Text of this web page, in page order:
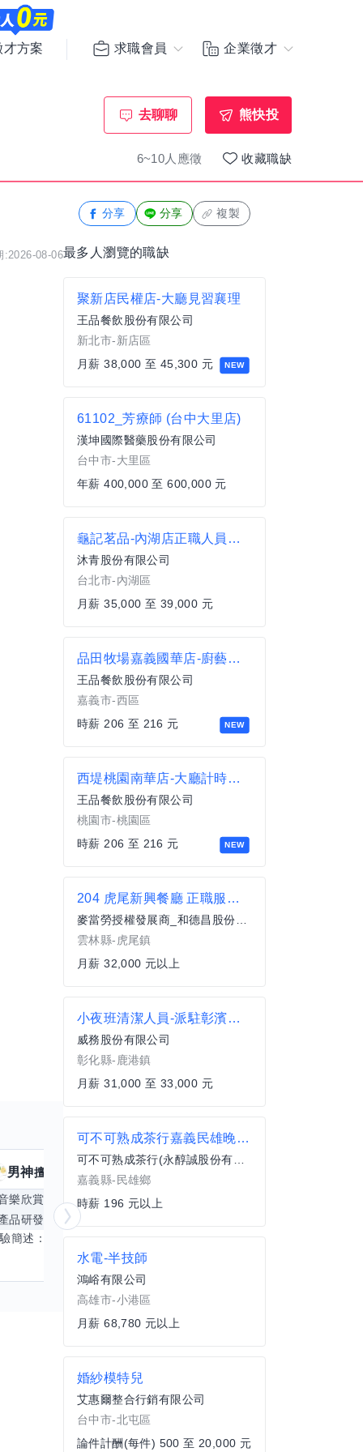
才方案 求職會員 企業徵才
去聊聊 熊快投
6~10人應徵 收藏職缺
:2026-08-06
男神擅長 個技能
樂欣賞 顧問服務
遊戲設計
品研發
跨部門協作
分享 分享 複製
最多人瀏覽的職缺
NEW
聚新店民權店-大廳見習襄理
王品餐飲股份有限公司
新北市-新店區
月薪 38,000 至 45,300 元
61102_芳療師 (台中大里店)
漢坤國際醫藥股份有限公司
台中市-大里區
年薪 400,000 至 600,000 元
龜記茗品-內湖店正職人員及儲備幹部
沐青股份有限公司
台北市-內湖區
月薪 35,000 至 39,000 元
NEW
品田牧場嘉義國華店-廚藝計時人員.
王品餐飲股份有限公司
嘉義市-西區
時薪 206 至 216 元
NEW
西堤桃園南華店-大廳計時人員
王品餐飲股份有限公司
桃園市-桃園區
時薪 206 至 216 元
204 虎尾新興餐廳 正職服務員(全職)
麥當勞授權發展商_和德昌股份有限公司
雲林縣-虎尾鎮
月薪 32,000 元以上
小夜班清潔人員-派駐彰濱秀傳
威務股份有限公司
彰化縣-鹿港鎮
月薪 31,000 至 33,000 元
可不可熟成茶行嘉義民雄晚班計時人員
可不可熟成茶行(永醇誠股份有限公司)
嘉義縣-民雄鄉
時薪 196 元以上
水電-半技師
鴻峪有限公司
高雄市-小港區
月薪 68,780 元以上
婚紗模特兒
艾惠爾整合行銷有限公司
台中市-北屯區
論件計酬(每件) 500 至 20,000 元